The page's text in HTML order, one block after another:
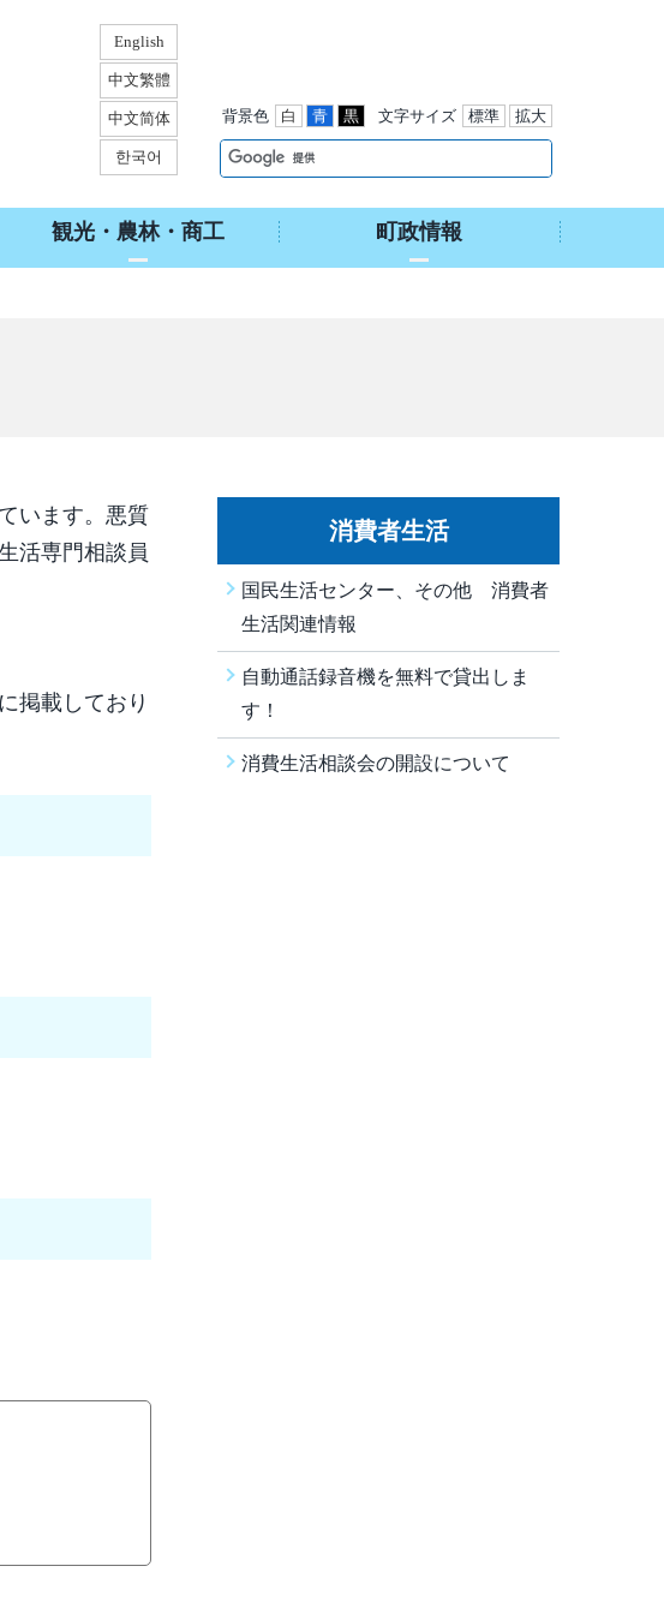
English
中文繁體
中文简体
한국어
背景色 白 青 黒 文字サイズ 標準 拡大
観光・農林・商工 町政情報
います。悪質
活専門相談員
掲載しており
消費者生活
国民生活センター、その他 消費者
生活関連情報
自動通話録音機を無料で貸出しま
す！
消費生活相談会の開設について